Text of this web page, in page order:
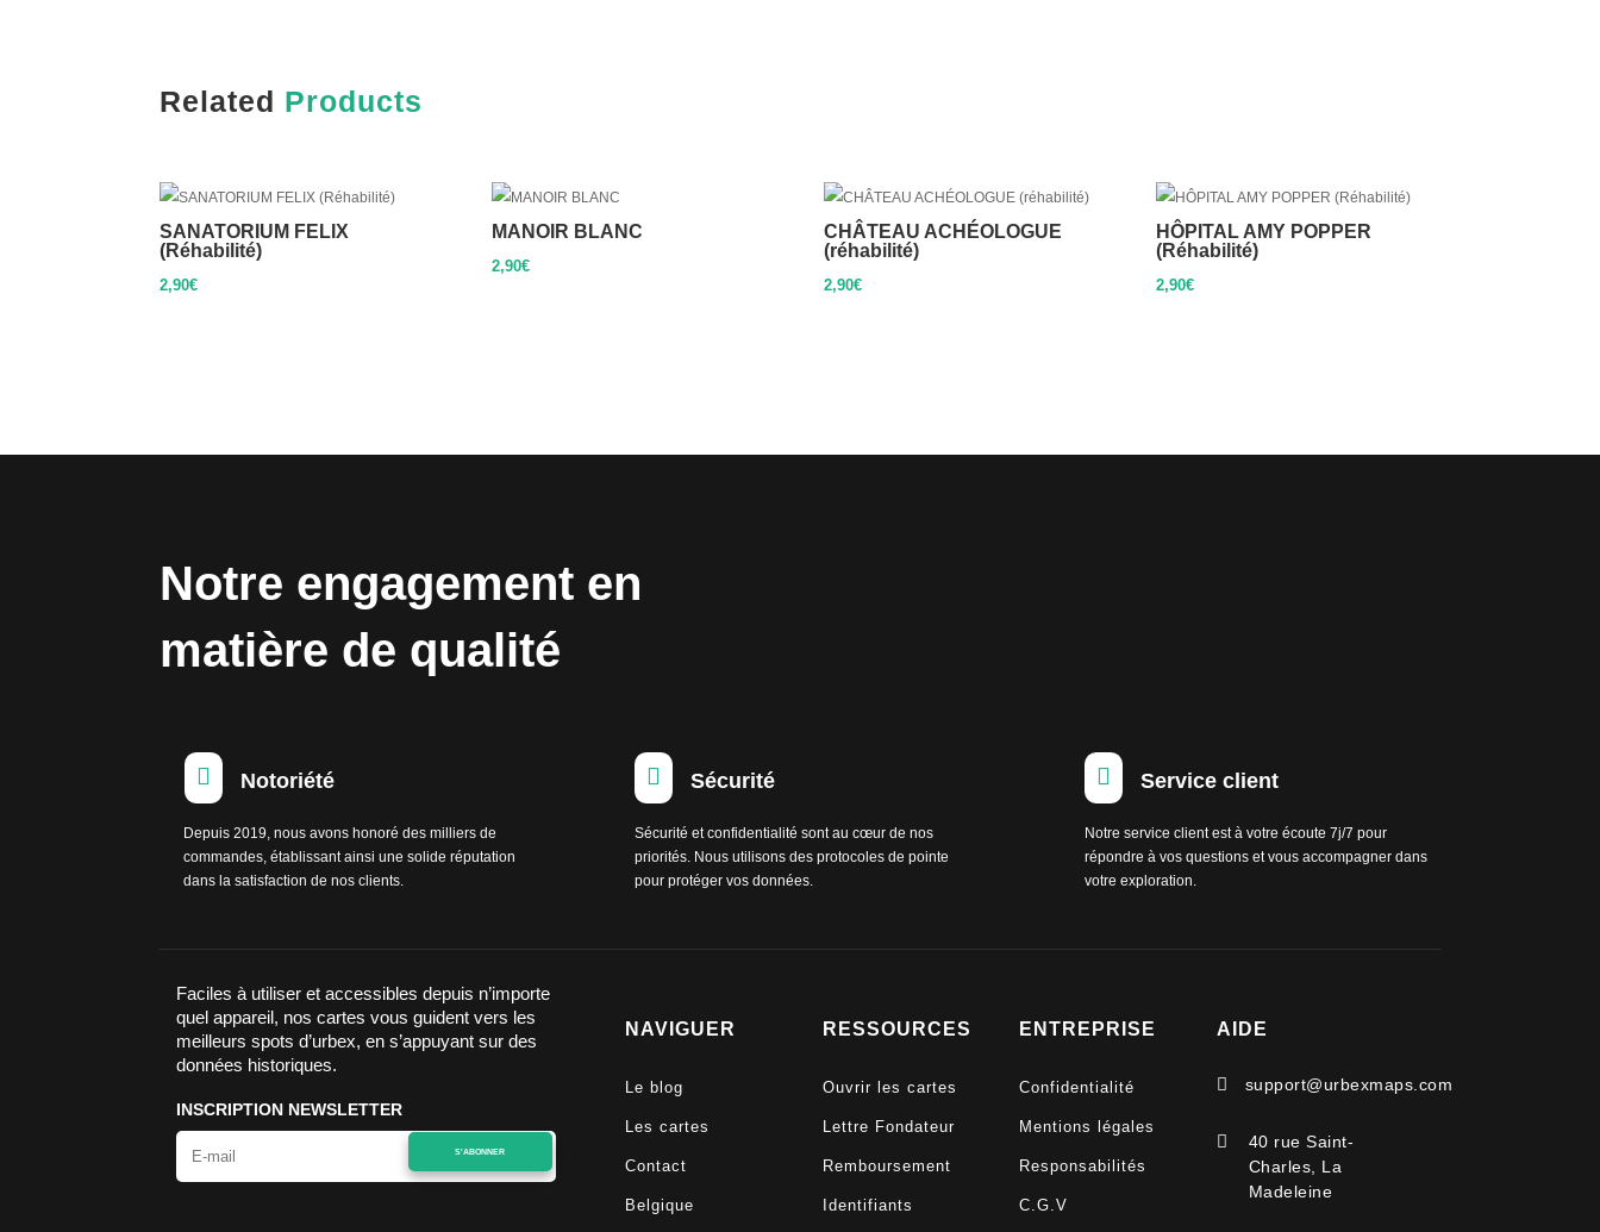
Related Products
SANATORIUM FELIX
(Réhabilité)
2,90€
MANOIR BLANC
2,90€
CHÂTEAU ACHÉOLOGUE
(réhabilité)
2,90€
HÔPITAL AMY POPPER
(Réhabilité)
2,90€
Notre engagement en
matière de qualité
 Notoriété
Depuis 2019, nous avons honoré des milliers de
commandes, établissant ainsi une solide réputation
dans la satisfaction de nos clients.
 Sécurité
Sécurité et confidentialité sont au cœur de nos
priorités. Nous utilisons des protocoles de pointe
pour protéger vos données.
 Service client
Notre service client est à votre écoute 7j/7 pour
répondre à vos questions et vous accompagner dans
votre exploration.
Faciles à utiliser et accessibles depuis n’importe
quel appareil, nos cartes vous guident vers les
meilleurs spots d’urbex, en s’appuyant sur des
données historiques.
INSCRIPTION NEWSLETTER
S'ABONNER
NAVIGUER
Le blog
Les cartes
Contact
Belgique
RESSOURCES
Ouvrir les cartes
Lettre Fondateur
Remboursement
Identifiants
ENTREPRISE
Confidentialité
Mentions légales
Responsabilités
C.G.V
AIDE
 support@urbexmaps.com

40 rue Saint-
Charles, La
Madeleine